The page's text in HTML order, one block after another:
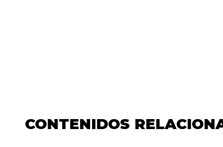
CONTENIDOS